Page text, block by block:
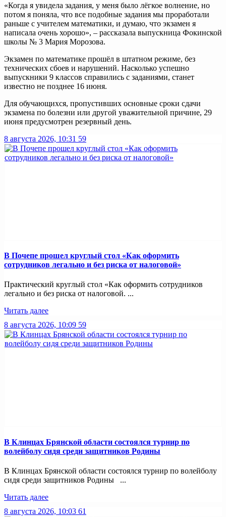
«Когда я увидела задания, у меня было лёгкое волнение, но
потом я поняла, что все подобные задания мы проработали
раньше с учителем математики, и думаю, что экзамен я
написала очень хорошо», – рассказала выпускница Фокинской
школы № 3 Мария Морозова.
Экзамен по математике прошёл в штатном режиме, без
технических сбоев и нарушений. Насколько успешно
выпускники 9 классов справились с заданиями, станет
известно не позднее 16 июня.
Для обучающихся, пропустивших основные сроки сдачи
экзамена по болезни или другой уважительной причине, 29
июня предусмотрен резервный день.
8 августа 2026, 10:31 59
В Почепе прошел круглый стол «Как оформить
сотрудников легально и без риска от налоговой»
Практический круглый стол «Как оформить сотрудников
легально и без риска от налоговой. ...
Читать далее
8 августа 2026, 10:09 59
В Клинцах Брянской области состоялся турнир по
волейболу сидя среди защитников Родины
В Клинцах Брянской области состоялся турнир по волейболу
сидя среди защитников Родины ...
Читать далее
8 августа 2026, 10:03 61